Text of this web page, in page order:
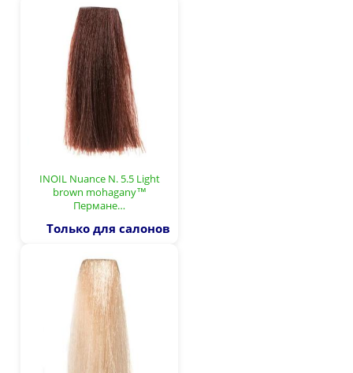
INOIL Nuance N. 5.5 Light
brown mohagany™
Пермане…
Только для салонов